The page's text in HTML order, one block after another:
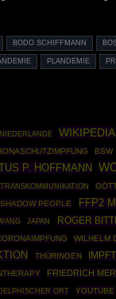
BODO SCHIFFMANN
PLANDEMIE
NIEDERLANDE WIKIPEDIA
BSW
P. HOFFMANN
TRANSKOMMUNIKATION
SHADOW PEOPLE FFP2
JAPAN ROGER
WILHELM
THÜRINGEN
FRIEDRICH
ORT YOUTUBE